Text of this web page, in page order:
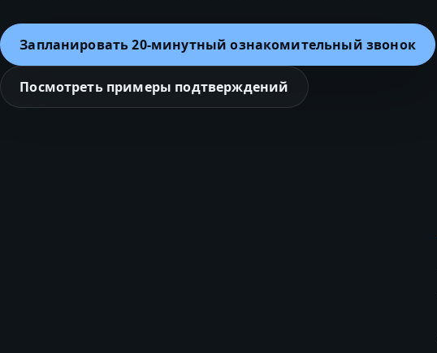
Запланировать 20‑минутный ознакомительный звонок
Посмотреть примеры подтверждений